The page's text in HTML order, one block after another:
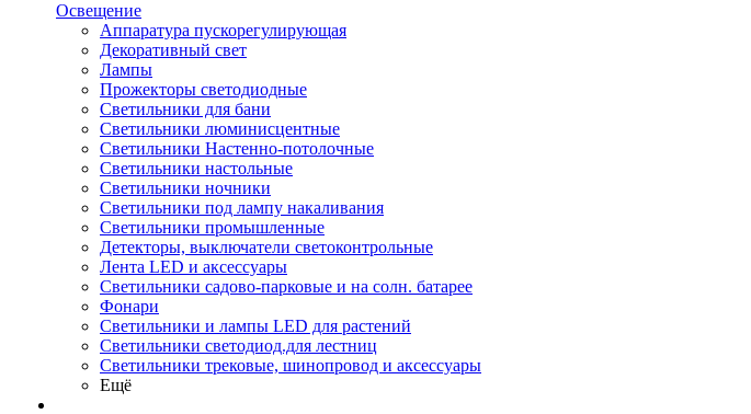
Освещение
Аппаратура пускорегулирующая
Декоративный свет
Лампы
Прожекторы светодиодные
Светильники для бани
Светильники люминисцентные
Светильники Настенно-потолочные
Светильники настольные
Светильники ночники
Светильники под лампу накаливания
Светильники промышленные
Детекторы, выключатели светоконтрольные
Лента LED и аксессуары
Светильники садово-парковые и на солн. батарее
Фонари
Светильники и лампы LED для растений
Светильники светодиод.для лестниц
Светильники трековые, шинопровод и аксессуары
Ещё